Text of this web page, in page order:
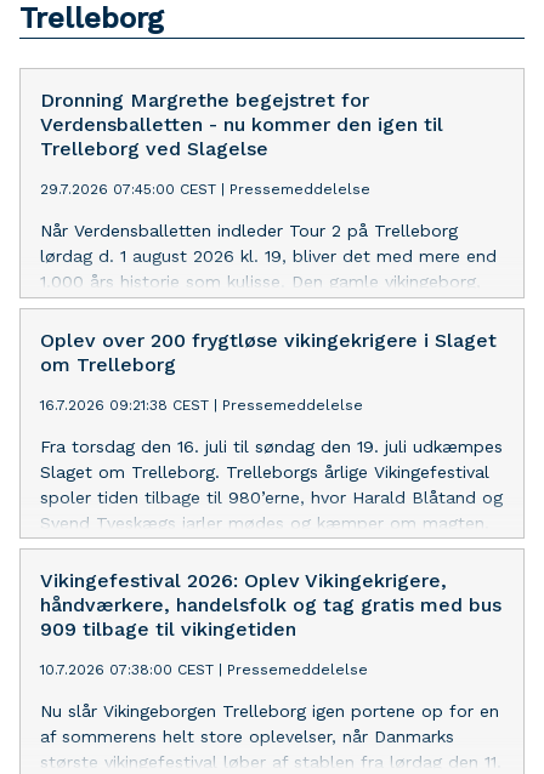
Trelleborg
Dronning Margrethe begejstret for
Verdensballetten - nu kommer den igen til
Trelleborg ved Slagelse
29.7.2026 07:45:00 CEST Pressemeddelelse
Når Verdensballetten indleder Tour 2 på Trelleborg
lørdag d. 1 august 2026 kl. 19, bliver det med mere end
1.000 års historie som kulisse. Den gamle vikingeborg,
der blev UNESCO Verdensarv for få år siden, danner
rammen om en sommeraften med ballet, opera og
levende musik – og netop her venter en finale, som ikke
Oplev over 200 frygtløse vikingekrigere i Slaget
om Trelleborg
16.7.2026 09:21:38 CEST Pressemeddelelse
Fra torsdag den 16. juli til søndag den 19. juli udkæmpes
Slaget om Trelleborg. Trelleborgs årlige Vikingefestival
spoler tiden tilbage til 980’erne, hvor Harald Blåtand og
Svend Tveskægs jarler mødes og kæmper om magten.
Den stærkeste hær og de stærkeste vikingekrigere
vinder ’Slaget om Trelleborg’.
Vikingefestival 2026: Oplev Vikingekrigere,
håndværkere, handelsfolk og tag gratis med bus
909 tilbage til vikingetiden
10.7.2026 07:38:00 CEST Pressemeddelelse
Nu slår Vikingeborgen Trelleborg igen portene op for en
af sommerens helt store oplevelser, når Danmarks
største vikingefestival løber af stablen fra lørdag den 11.